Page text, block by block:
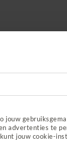
jouw
advertenties te
jouw cookie-